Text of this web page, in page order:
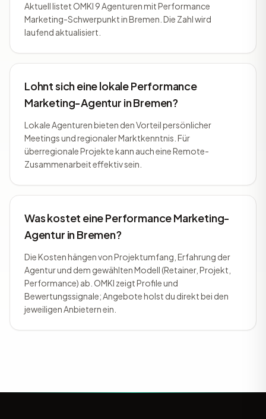
Aktuell listet OMKI 9 Agenturen mit Performance
Marketing-Schwerpunkt in Bremen. Die Zahl wird
laufend aktualisiert.
Lohnt sich eine lokale Performance
Marketing-Agentur in Bremen?
Lokale Agenturen bieten den Vorteil persönlicher
Meetings und regionaler Marktkenntnis. Für
überregionale Projekte kann auch eine Remote-
Zusammenarbeit effektiv sein.
Was kostet eine Performance Marketing-
Agentur in Bremen?
Die Kosten hängen von Projektumfang, Erfahrung der
Agentur und dem gewählten Modell (Retainer, Projekt,
Performance) ab. OMKI zeigt Profile und
Bewertungssignale; Angebote holst du direkt bei den
jeweiligen Anbietern ein.